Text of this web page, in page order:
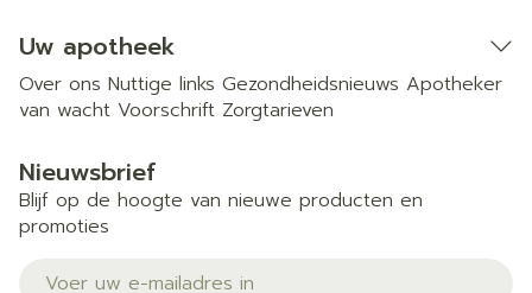
Uw apotheek
Over ons Nuttige links Gezondheidsnieuws Apotheker
van wacht Voorschrift Zorgtarieven
Nieuwsbrief
Blijf op de hoogte van nieuwe producten en
promoties
E-mail adres